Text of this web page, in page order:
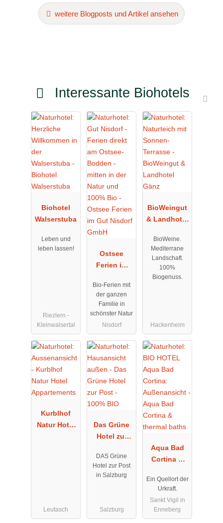
weitere Blogposts und Artikel ansehen
Interessante Biohotels
Biohotel
Walserstuba
Leben und
leben lassen!
Riezlern -
Kleinwalsertal
Ostsee
Ferien im
GmbH
Bio-Ferien mit
der ganzen
Familie in
schönster Natur
Nisdorf
BioWeingut
& Landhotel
BioWeine.
Mediterrane
Landschaft.
100%
Biogenuss.
Hackenheim
Kurblhof
Natur Hotel
Leutasch
Das Grüne
Hotel zur
BIO
DAS Grüne
Hotel zur Post
in Salzburg
Salzburg
Aqua Bad
Cortina &
baths
Ein Quellort der
Urkraft.
Sankt Vigil in
Enneberg